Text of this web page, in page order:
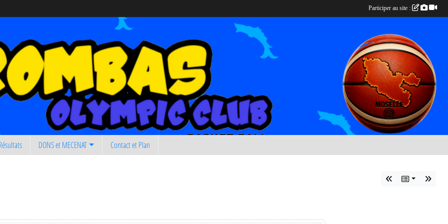
DONS et MECENAT Contact et Plan
Participer au site :